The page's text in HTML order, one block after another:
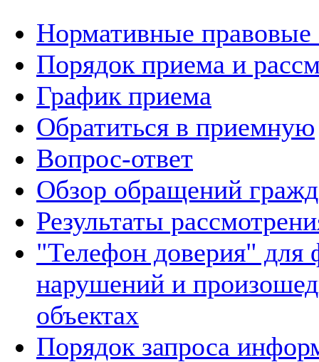
Нормативные правовые
Порядок приема и
График приема
Обратиться в приемную
Вопрос-ответ
Обзор обращений
Результаты
"Телефон доверия" для
нарушений и
объектах
Порядок запроса